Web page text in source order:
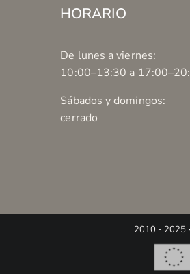
HORARIO
De lunes a viernes:
10:00–13:30 a
Sábados y domingos:
cerrado
2010 - 2025